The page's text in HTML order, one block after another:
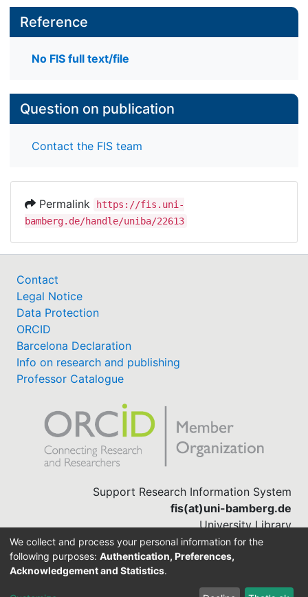
Reference
No FIS full text/file
Question on publication
Contact the FIS team
Permalink
https://fis.uni-
bamberg.de/handle/uniba/22613
Contact
Legal Notice
Data Protection
ORCID
Barcelona Declaration
Info on research and publishing
Professor Catalogue
Support Research Information System
fis(at)uni-bamberg.de
University Library
(0951) 863-1568
DSpace-CRIS software
We collect and process your personal information for the
following purposes: Authentication, Preferences,
Acknowledgement and Statistics.